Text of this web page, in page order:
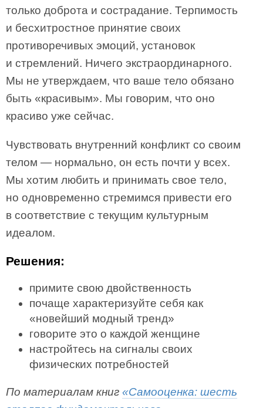
только доброта и сострадание. Терпимость
и бесхитростное принятие своих
противоречивых эмоций, установок
и стремлений. Ничего экстраординарного.
Мы не утверждаем, что ваше тело обязано
быть «красивым». Мы говорим, что оно
красиво уже сейчас.
Чувствовать внутренний конфликт со своим
телом — нормально, он есть почти у всех.
Мы хотим любить и принимать свое тело,
но одновременно стремимся привести его
в соответствие с текущим культурным
идеалом.
Решения:
примите свою двойственность
почаще характеризуйте себя как
«новейший модный тренд»
говорите это о каждой женщине
настройтесь на сигналы своих
физических потребностей
По материалам книг «Самооценка: шесть